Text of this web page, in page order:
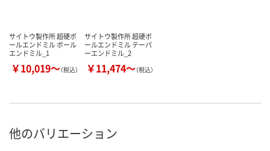
サイトウ製作所 超硬ボ
ールエンドミル ボール
エンドミル_1
￥10,019～（税込）
サイトウ製作所 超硬ボ
ールエンドミル テーパ
ーエンドミル_2
￥11,474～（税込）
他のバリエーション